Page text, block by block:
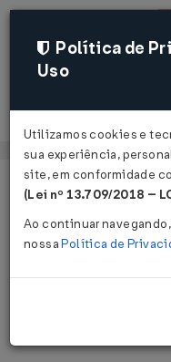
Página Inicial
Política de
Uso
Utilizamos cookies e
sua experiência,
site, em conformidade
(Lei nº 13.709/2018 –
Ao continuar
nossaPolítica de